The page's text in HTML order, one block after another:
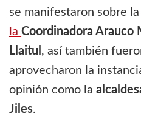
se manifestaron sobre la
la Coordinadora Arauco
Llaitul , así también
aprovecharon la
opinión como la
Jiles.